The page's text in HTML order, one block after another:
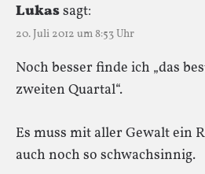
Lukassagt:
20. Juli 2012 um 8:53 Uhr
Noch besser finde ich „das
zweiten Quartal“.
Es muss mit aller Gewalt ein
auch noch so schwachsinnig.